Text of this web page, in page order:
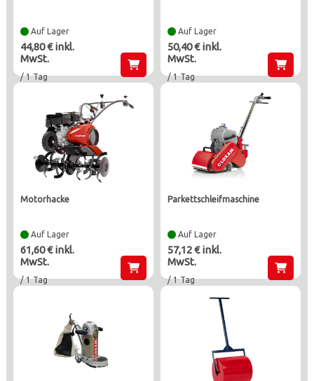
Auf Lager
44,80 € inkl.
MwSt.
/ 1 Tag
Auf Lager
50,40 € inkl.
MwSt.
/ 1 Tag
motorhacke
Auf Lager
61,60 € inkl.
MwSt.
/ 1 Tag
parkettschleifmaschine
Auf Lager
57,12 € inkl.
MwSt.
/ 1 Tag